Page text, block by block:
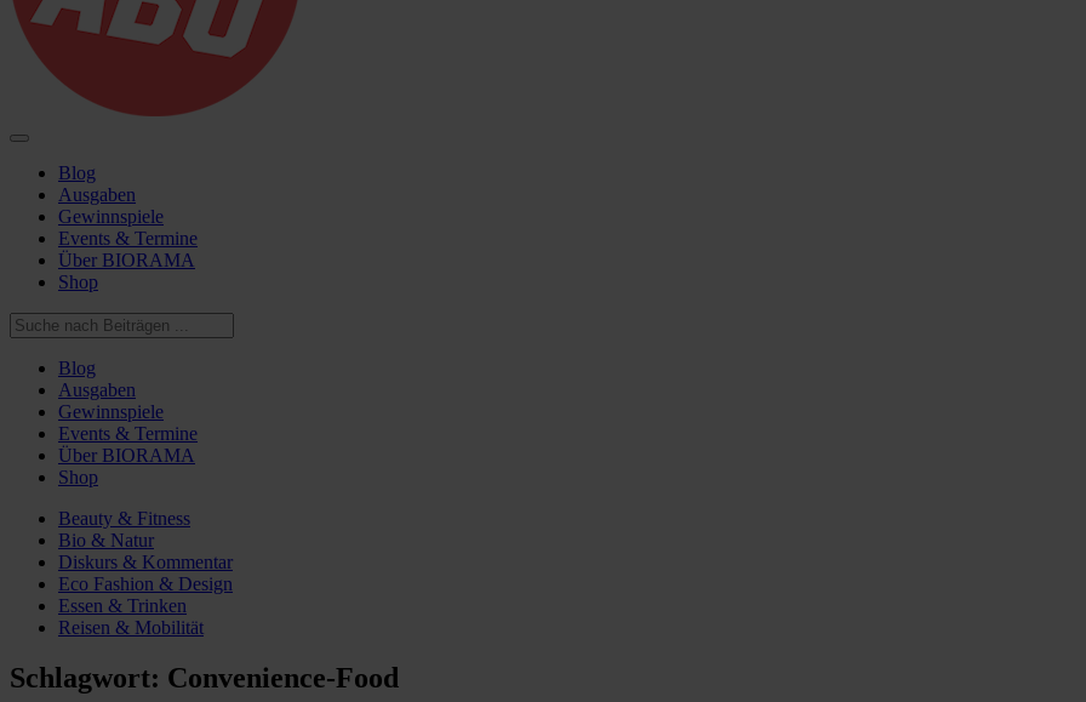
Blog
Ausgaben
Gewinnspiele
Events & Termine
Über BIORAMA
Shop
Blog
Ausgaben
Gewinnspiele
Events & Termine
Über BIORAMA
Shop
Beauty & Fitness
Bio & Natur
Diskurs & Kommentar
Eco Fashion & Design
Essen & Trinken
Reisen & Mobilität
Schlagwort: Convenience-Food